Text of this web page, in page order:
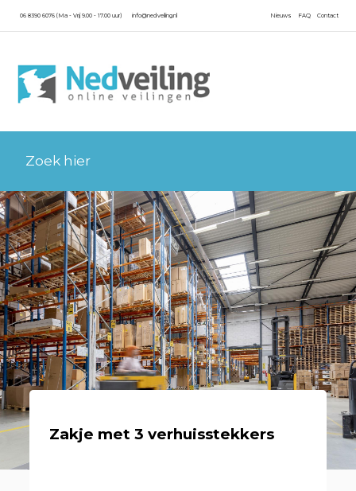
06 8390 6076 (Ma - Vrij 9.00 - 17.00 uur) info@nedveiling.nl Contact
FAQ
Nieuws
Zakje met 3 verhuisstekkers